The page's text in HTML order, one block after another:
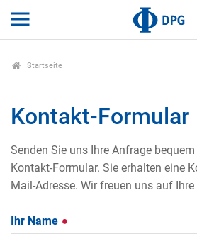
Startseite
Kontakt-Formular
Senden Sie uns Ihre Anfrage
Kontakt-Formular. Sie erhalten eine
Mail-Adresse. Wir freuen uns auf
Ihr Name